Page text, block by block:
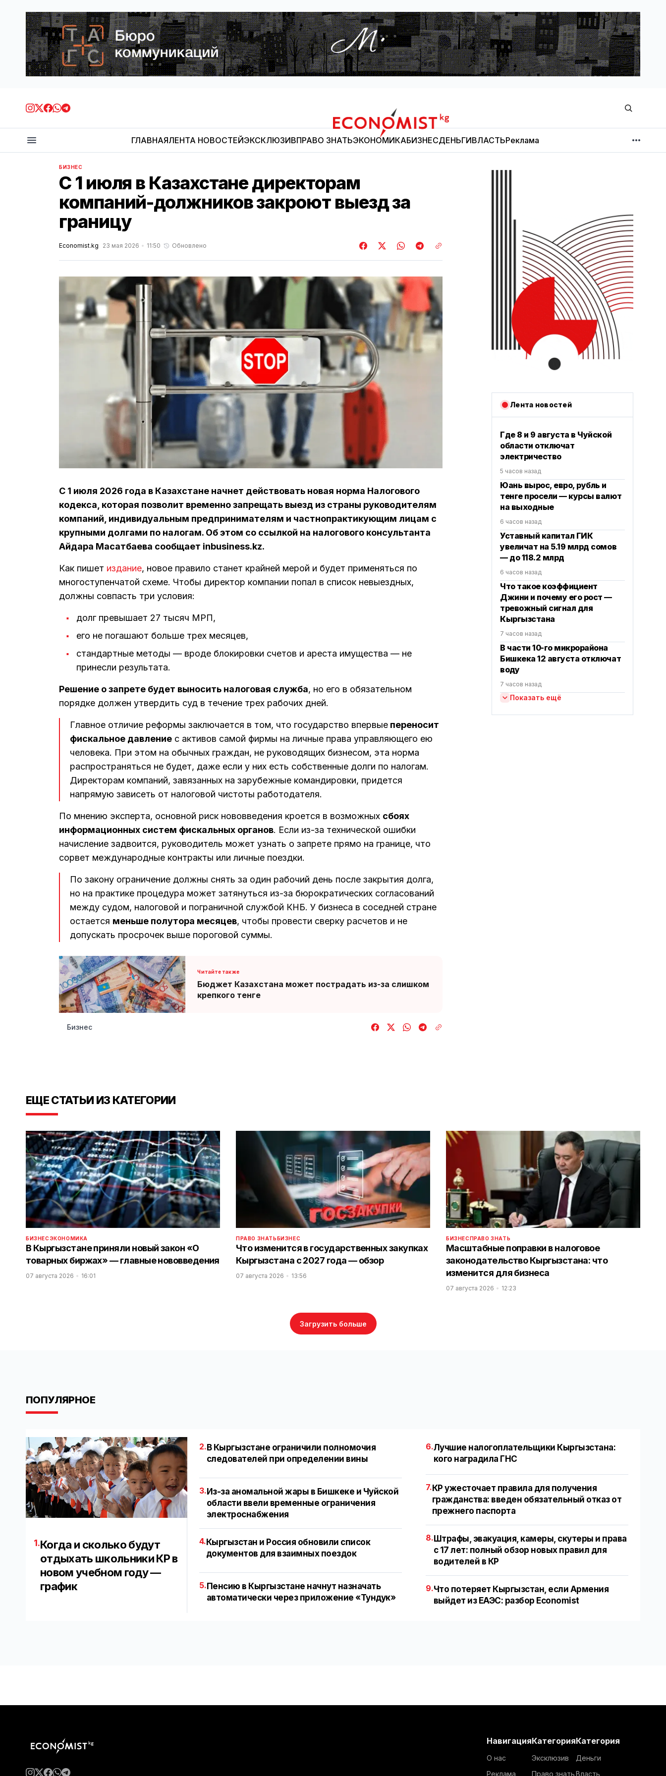
Economist.kg
ГЛАВНАЯЛЕНТА НОВОСТЕЙЭКСКЛЮЗИВПРАВО ЗНАТЬЭКОНОМИКАБИЗНЕСДЕНЬГИВЛАСТЬРеклама
МНЕНИЕ
БИЗНЕС
С 1 июля в Казахстане директорам
компаний-должников закроют выезд за
границу
Economist.kg 23 мая 2026 11:50 Обновлено
С 1 июля 2026 года в Казахстане начнет действовать новая норма Налогового
кодекса, которая позволит временно запрещать выезд из страны руководителям
компаний, индивидуальным предпринимателям и частнопрактикующим лицам с
крупными долгами по налогам. Об этом со ссылкой на налогового консультанта
Айдара Масатбаева сообщает inbusiness.kz.
Как пишет издание, новое правило станет крайней мерой и будет применяться по
многоступенчатой схеме. Чтобы директор компании попал в список невыездных,
должны совпасть три условия:
долг превышает 27 тысяч МРП,
его не погашают больше трех месяцев,
стандартные методы — вроде блокировки счетов и ареста имущества — не
принесли результата.
Решение о запрете будет выносить налоговая служба, но его в обязательном
порядке должен утвердить суд в течение трех рабочих дней.
Главное отличие реформы заключается в том, что государство впервые переносит
фискальное давление с активов самой фирмы на личные права управляющего ею
человека. При этом на обычных граждан, не руководящих бизнесом, эта норма
распространяться не будет, даже если у них есть собственные долги по налогам.
Директорам компаний, завязанных на зарубежные командировки, придется
напрямую зависеть от налоговой чистоты работодателя.
По мнению эксперта, основной риск нововведения кроется в возможных сбоях
информационных систем фискальных органов. Если из-за технической ошибки
начисление задвоится, руководитель может узнать о запрете прямо на границе, что
сорвет международные контракты или личные поездки.
По закону ограничение должны снять за один рабочий день после закрытия долга,
но на практике процедура может затянуться из-за бюрократических согласований
между судом, налоговой и пограничной службой КНБ. У бизнеса в соседней стране
остается меньше полутора месяцев, чтобы провести сверку расчетов и не
допускать просрочек выше пороговой суммы.
Бюджет Казахстана может пострадать из-за слишком
крепкого тенге
Бизнес
Лента новостей
Где 8 и 9 августа в Чуйской
области отключат
электричество
5 часов назад
Юань вырос, евро, рубль и
тенге просели — курсы валют
на выходные
6 часов назад
Уставный капитал ГИК
увеличат на 5.19 млрд сомов
— до 118.2 млрд
6 часов назад
Что такое коэффициент
Джини и почему его рост —
тревожный сигнал для
Кыргызстана
7 часов назад
В части 10-го микрорайона
Бишкека 12 августа отключат
воду
7 часов назад
Показать ещё
ЕЩЕ СТАТЬИ ИЗ КАТЕГОРИИ
БИЗНЕСЭКОНОМИКА
В Кыргызстане приняли новый закон «О
товарных биржах» — главные нововведения
07 августа 2026 16:01
ПРАВО ЗНАТЬБИЗНЕС
Что изменится в государственных закупках
Кыргызстана с 2027 года — обзор
07 августа 2026 13:56
БИЗНЕСПРАВО ЗНАТЬ
Масштабные поправки в налоговое
законодательство Кыргызстана: что
изменится для бизнеса
07 августа 2026 12:23
Загрузить больше
ПОПУЛЯРНОЕ
1.Когда и сколько будут
отдыхать школьники КР в
новом учебном году —
график
2. В Кыргызстане ограничили полномочия
следователей при определении вины
3.Из-за аномальной жары в Бишкеке и Чуйской
области ввели временные ограничения
электроснабжения
4.Кыргызстан и Россия обновили список
документов для взаимных поездок
5.Пенсию в Кыргызстане начнут назначать
автоматически через приложение «Тундук»
6.Лучшие налогоплательщики Кыргызстана:
кого наградила ГНС
7. КР ужесточает правила для получения
гражданства: введен обязательный отказ от
прежнего паспорта
8. Штрафы, эвакуация, камеры, скутеры и права
с 17 лет: полный обзор новых правил для
водителей в КР
9.Что потеряет Кыргызстан, если Армения
выйдет из ЕАЭС: разбор Economist
Навигация
О нас
Реклама
Категория
Эксклюзив
Право знать
Категория
Деньги
Власть